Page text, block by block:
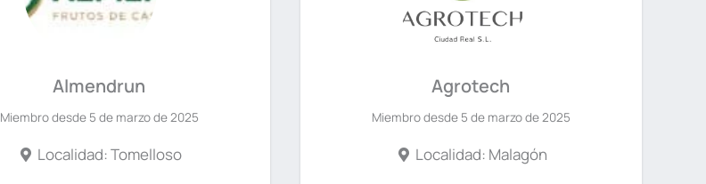
Almendrun
Miembro desde 5 de marzo de 2025
Localidad: Tomelloso
Agrotech
Miembro desde 5 de marzo de 2025
Localidad: Malagón